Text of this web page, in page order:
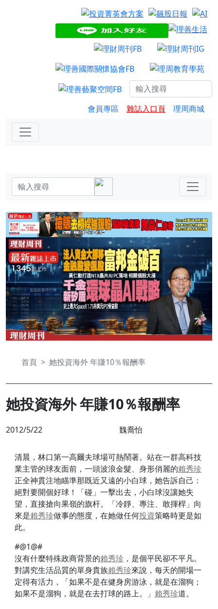
會員專區 雜誌入口頁 理周商城
首頁 她投資海外 年賺10％報酬率
她投資海外 年賺10％報酬率
2012/5/22 魏喬怡
清晨，林口第一高爾夫球場可熱鬧著。站在一群高科技
業主管的球友面前，一頭波浪金髮、身形俏麗的賴秀珍
正全神貫注地瞄準那既近又遠的小白球，她告訴自己：
絕對要開個好球！「碰」一擊出去，小白球沒讓她失
望，直接搶向果嶺的旗杆。「冷靜、專注、敢揮桿」向
來是賴秀珍做事的態度，在她做任何投資策略時更是如
此。
#@1@#
沒有什麼特殊政商背景的賴秀珍 ，是個平民卻不平凡。
對講究生活品質的單身貴族賴秀珍來說，每天的開場一
定得有活力，「如果不是在健身房游泳，就是在溜狗；
如果不是溜狗，就是在去打球的路上。」 賴秀珍道。